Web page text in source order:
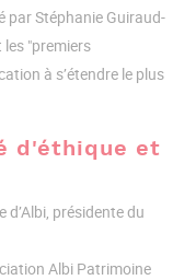
par Stéphanie Guiraud-
les "premiers
à s’étendre le plus
d'éthique et
présidente du
Albi Patrimoine